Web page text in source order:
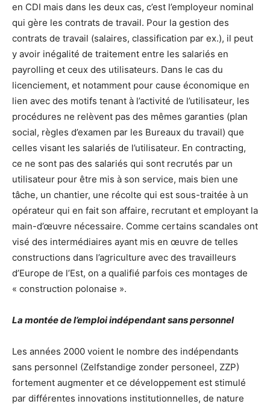
en CDI mais dans les deux cas, c’est l’employeur nominal
qui gère les contrats de travail. Pour la gestion des
contrats de travail (salaires, classification par ex.), il peut
y avoir inégalité de traitement entre les salariés en
payrolling et ceux des utilisateurs. Dans le cas du
licenciement, et notamment pour cause économique en
lien avec des motifs tenant à l’activité de l’utilisateur, les
procédures ne relèvent pas des mêmes garanties (plan
social, règles d’examen par les Bureaux du travail) que
celles visant les salariés de l’utilisateur. En contracting,
ce ne sont pas des salariés qui sont recrutés par un
utilisateur pour être mis à son service, mais bien une
tâche, un chantier, une récolte qui est sous-traitée à un
opérateur qui en fait son affaire, recrutant et employant la
main-d’œuvre nécessaire. Comme certains scandales ont
visé des intermédiaires ayant mis en œuvre de telles
constructions dans l’agriculture avec des travailleurs
d’Europe de l’Est, on a qualifié parfois ces montages de
« construction polonaise ».
La montée de l’emploi indépendant sans personnel
Les années 2000 voient le nombre des indépendants
sans personnel (Zelfstandige zonder personeel, ZZP)
fortement augmenter et ce développement est stimulé
par différentes innovations institutionnelles, de nature